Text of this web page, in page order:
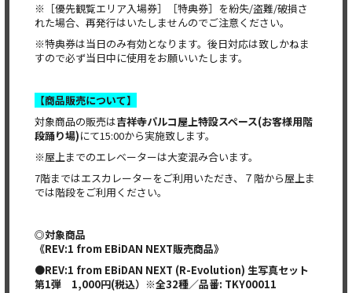
※［優先観覧エリア入場券］［特典券］を紛失/盗難/破損さ
れた場合、再発行はいたしませんのでご注意ください。
※特典券は当日のみ有効となります。後日対応は致しかねま
すので必ず当日中に使用をお願いいたします。
【商品販売について】
対象商品の販売は吉祥寺パルコ屋上特設スペース(お客様用階
段踊り場)にて15:00から実施致します。
※屋上までのエレベーターは大変混み合います。
7階まではエスカレーターをご利用いただき、７階から屋上ま
では階段をご利用ください。
◎対象商品
《REV:1 from EBiDAN NEXT販売商品》
●REV:1 from EBiDAN NEXT (R-Evolution) 生写真セット
第1弾 1,000円(税込）※全32種／品番: TKY00011